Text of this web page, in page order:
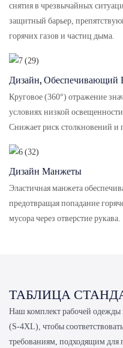
снятия в чрезвычайных
защитный барьер,
горячих газов и частиц дыма.
Дизайн, Обеспечивающий
Круговое (360°) отражение
условиях низкой
Снижает риск столкновений
Дизайн Манжеты
Эластичная манжета
предотвращая попадание
мусора через отверстие рукава.
ТАБЛИЦА
Нашкомплект рабочей одежды
(S-4XL), чтобы
требованиям, подходящим для